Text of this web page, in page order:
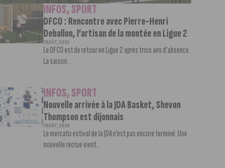
INFOS,SPORT
DFCO : Rencontre avec Pierre-Henri
Deballon, l’artisan de la montée en Ligue 2
7 AOÛT, 2026
Le DFCO est de retour en Ligue 2 après trois ans d’absence.
La saison...
INFOS,SPORT
Nouvelle arrivée à la JDA Basket, Shevon
Thompson est dijonnais
7 AOÛT, 2026
Le mercato estival de la JDA n’est pas encore terminé. Une
nouvelle recrue vient...